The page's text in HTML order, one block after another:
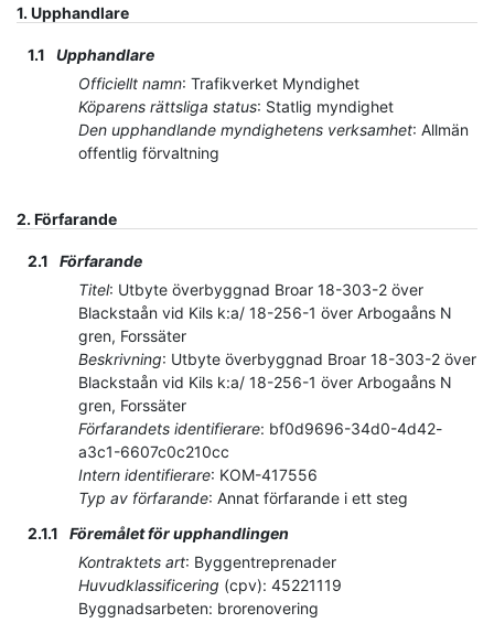
1. Upphandlare
1.1
Upphandlare
Officiellt namn: Trafikverket Myndighet
Köparens rättsliga status: Statlig myndighet
Den upphandlande myndighetens verksamhet: Allmän
offentlig förvaltning
2. Förfarande
2.1
Förfarande
Titel: Utbyte överbyggnad Broar 18-303-2 över
Blackstaån vid Kils k:a/ 18-256-1 över Arbogaåns N
gren, Forssäter
Beskrivning: Utbyte överbyggnad Broar 18-303-2 över
Blackstaån vid Kils k:a/ 18-256-1 över Arbogaåns N
gren, Forssäter
Förfarandets identifierare: bf0d9696-34d0-4d42-
a3c1-6607c0c210cc
Intern identifierare: KOM-417556
Typ av förfarande: Annat förfarande i ett steg
2.1.1
Föremålet för upphandlingen
Kontraktets art: Byggentreprenader
Huvudklassificering (cpv): 45221119
Byggnadsarbeten: brorenovering